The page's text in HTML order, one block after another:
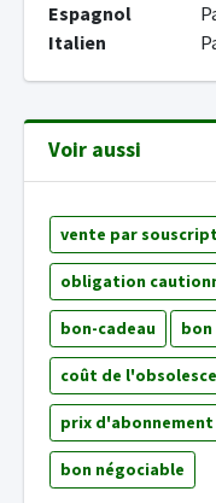
Espagnol
Italien
Voir aussi
vente par
obligation
bon-cadeau bon
coût de
prix d'abonnement
bon négociable